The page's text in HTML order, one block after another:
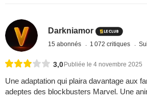
Darkniamor
15 abonnés 1 072 critiques
3,0 Publiée le 4 novembre 2025
Une adaptation qui plaira davantage aux
adeptes des blockbusters Marvel. Une